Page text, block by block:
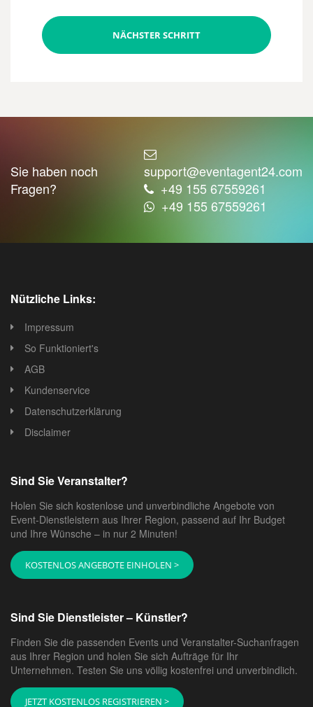
NÄCHSTER SCHRITT
Sie haben noch
Fragen?
support@eventagent24.com
+49 155 67559261
+49 155 67559261
Nützliche Links:
Impressum
So Funktioniert's
AGB
Kundenservice
Datenschutzerklärung
Disclaimer
Sind Sie Veranstalter?
Holen Sie sich kostenlose und unverbindliche Angebote von
Event-Dienstleistern aus Ihrer Region, passend auf Ihr Budget
und Ihre Wünsche – in nur 2 Minuten!
KOSTENLOS ANGEBOTE EINHOLEN >
Sind Sie Dienstleister – Künstler?
Finden Sie die passenden Events und Veranstalter-Suchanfragen
aus Ihrer Region und holen Sie sich Aufträge für Ihr
Unternehmen. Testen Sie uns völlig kostenfrei und unverbindlich.
JETZT KOSTENLOS REGISTRIEREN >